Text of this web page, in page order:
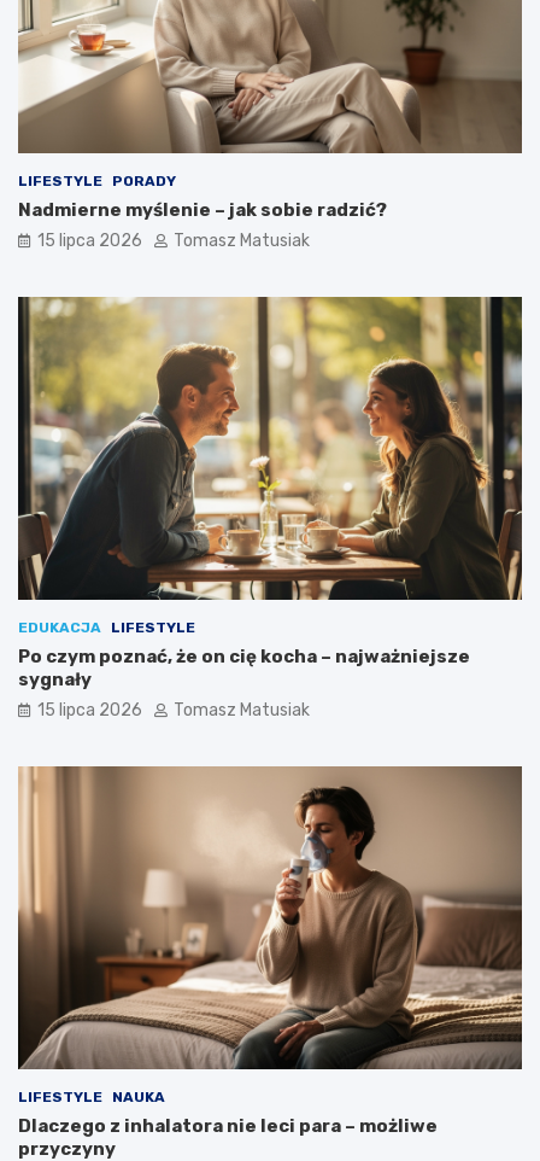
LIFESTYLE PORADY
Nadmierne myślenie – jak sobie radzić?
15 lipca 2026 Tomasz Matusiak
EDUKACJA LIFESTYLE
Po czym poznać, że on cię kocha – najważniejsze
sygnały
15 lipca 2026 Tomasz Matusiak
LIFESTYLE NAUKA
Dlaczego z inhalatora nie leci para – możliwe
przyczyny